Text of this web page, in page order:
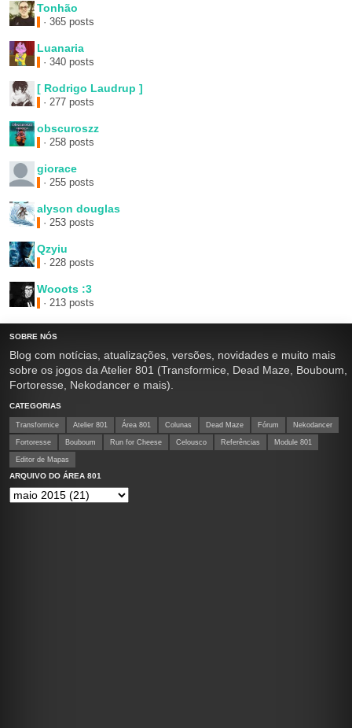
Tonhão
· 365 posts
Luanaria
· 340 posts
[ Rodrigo Laudrup ]
· 277 posts
obscuroszz
· 258 posts
giorace
· 255 posts
alyson douglas
· 253 posts
Qzyiu
· 228 posts
Wooots :3
· 213 posts
SOBRE NÓS
Blog com notícias, atualizações, versões, novidades e muito mais
sobre os jogos da Atelier 801 (Transformice, Dead Maze, Bouboum,
Fortoresse, Nekodancer e mais).
CATEGORIAS
Transformice Atelier 801 Área 801 Colunas Dead Maze Fórum Nekodancer
Fortoresse Bouboum Run for Cheese Celousco Referências Module 801
Editor de Mapas
ARQUIVO DO ÁREA 801